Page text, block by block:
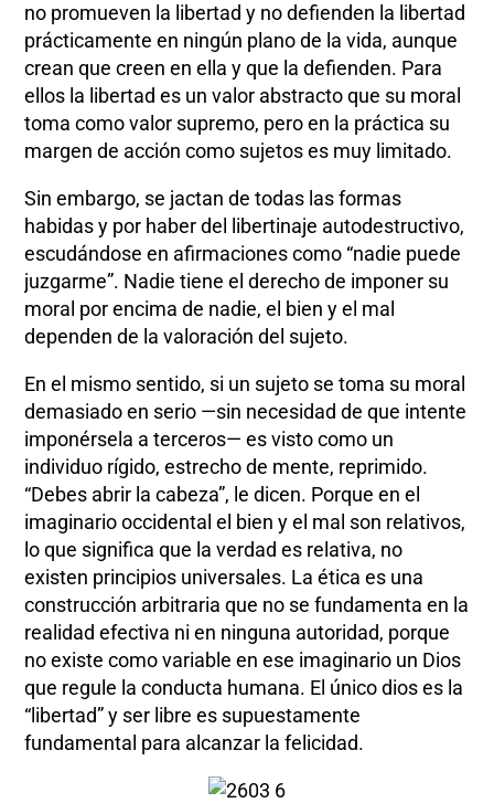
no promueven la libertad y no defienden la libertad
prácticamente en ningún plano de la vida, aunque
crean que creen en ella y que la defienden. Para
ellos la libertad es un valor abstracto que su moral
toma como valor supremo, pero en la práctica su
margen de acción como sujetos es muy limitado.
Sin embargo, se jactan de todas las formas
habidas y por haber del libertinaje autodestructivo,
escudándose en afirmaciones como “nadie puede
juzgarme”. Nadie tiene el derecho de imponer su
moral por encima de nadie, el bien y el mal
dependen de la valoración del sujeto.
En el mismo sentido, si un sujeto se toma su moral
demasiado en serio —sin necesidad de que intente
imponérsela a terceros— es visto como un
individuo rígido, estrecho de mente, reprimido.
“Debes abrir la cabeza”, le dicen. Porque en el
imaginario occidental el bien y el mal son relativos,
lo que significa que la verdad es relativa, no
existen principios universales. La ética es una
construcción arbitraria que no se fundamenta en la
realidad efectiva ni en ninguna autoridad, porque
no existe como variable en ese imaginario un Dios
que regule la conducta humana. El único dios es la
“libertad” y ser libre es supuestamente
fundamental para alcanzar la felicidad.